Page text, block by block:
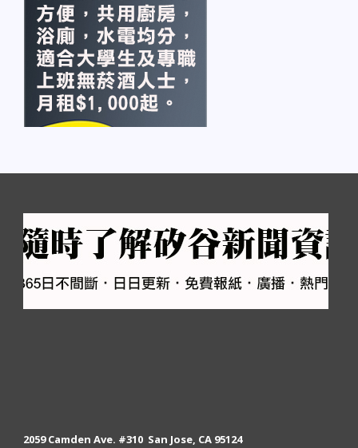
2059 Camden Ave. #310 San Jose, CA 95124